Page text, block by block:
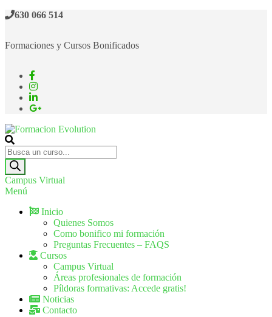
630 066 514
Formaciones y Cursos Bonificados
Formacion Evolution
Cursos de formación continua
Campus Virtual
Menú
Inicio
Quienes Somos
Como bonifico mi formación
Preguntas Frecuentes – FAQS
Cursos
Campus Virtual
Áreas profesionales de formación
Píldoras formativas: Accede gratis!
Noticias
Contacto